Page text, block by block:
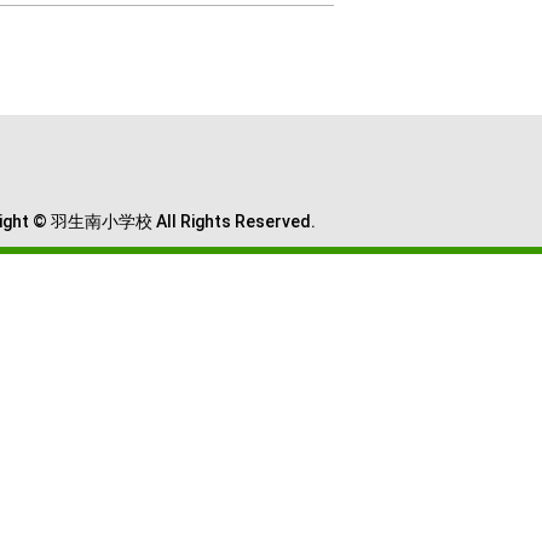
© 羽生南小学校 All Rights Reserved.